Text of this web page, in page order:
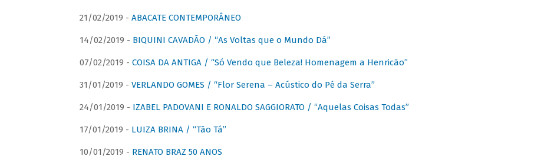
21/02/2019 - ABACATE CONTEMPORÂNEO
14/02/2019 - BIQUINI CAVADÃO / “As Voltas que o Mundo Dá”
07/02/2019 - COISA DA ANTIGA / “Só Vendo que Beleza! Homenagem a Henricão”
31/01/2019 - VERLANDO GOMES / “Flor Serena – Acústico do Pé da Serra”
24/01/2019 - IZABEL PADOVANI E RONALDO SAGGIORATO / “Aquelas Coisas Todas”
17/01/2019 - LUIZA BRINA / “Tão Tá”
10/01/2019 - RENATO BRAZ 50 ANOS